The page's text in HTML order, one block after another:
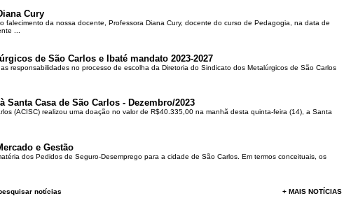
Cury
falecimento da nossa docente, Professora Diana Cury, docente do curso de Pedagogia, na data de
...
de São Carlos e Ibaté mandato 2023-2027
responsabilidades no processo de escolha da Diretoria do Sindicato dos Metalúrgicos de São Carlos
Santa Casa de São Carlos - Dezembro/2023
(ACISC) realizou uma doação no valor de R$40.335,00 na manhã desta quinta-feira (14), a Santa
e Gestão
dos Pedidos de Seguro-Desemprego para a cidade de São Carlos. Em termos conceituais, os
notícias + MAIS NOTÍCIAS